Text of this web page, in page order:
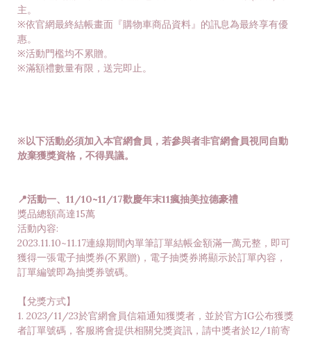
主。
※依官網最終結帳畫面『購物車商品資料』的訊息為最終享有優
惠。
※活動門檻均不累贈。
※滿額禮數量有限，送完即止。
※以下活動必須加入本官網會員，若參與者非官網會員視同自動
放棄獲獎資格，不得異議。
📍活動一、11/10~11/17歡慶年末11瘋抽美拉德豪禮
獎品總額高達15萬
活動內容:
2023.11.10~11.17連線期間內單筆訂單結帳金額滿一萬元整，即可
獲得一張電子抽獎券(不累贈)，電子抽獎券將顯示於訂單內容，
訂單編號即為抽獎券號碼。
【兌獎方式】
1. 2023/11/23於官網會員信箱通知獲獎者，並於官方IG公布獲獎
者訂單號碼，客服將會提供相關兌獎資訊，請中獎者於12/1前寄